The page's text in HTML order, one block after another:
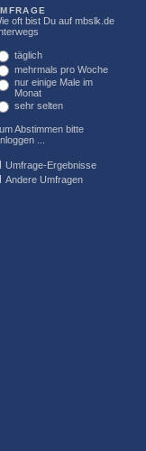
oft bist Du auf mbslk.de
täglich
mehrmals pro Woche
nur einige Male im
Monat
sehr selten
Abstimmen bitte
...
Umfrage-Ergebnisse
Andere Umfragen